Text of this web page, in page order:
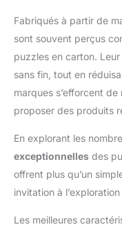
Fabriqués à partir de
sont souvent perçus
puzzles en carton.
sans fin, tout en
marques s’efforcent
proposer des produits
En explorant les
exceptionnelles des
offrent plus qu’un
invitation à
Les meilleures